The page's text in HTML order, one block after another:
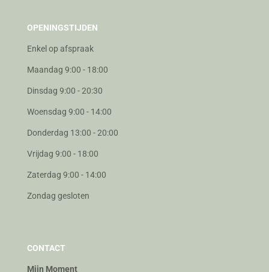
OPENINGSTIJDEN
Enkel op afspraak
Maandag 9:00 - 18:00
Dinsdag 9:00 - 20:30
Woensdag 9:00 - 14:00
Donderdag 13:00 - 20:00
Vrijdag 9:00 - 18:00
Zaterdag 9:00 - 14:00
Zondag gesloten
CONTACT
Mijn Moment